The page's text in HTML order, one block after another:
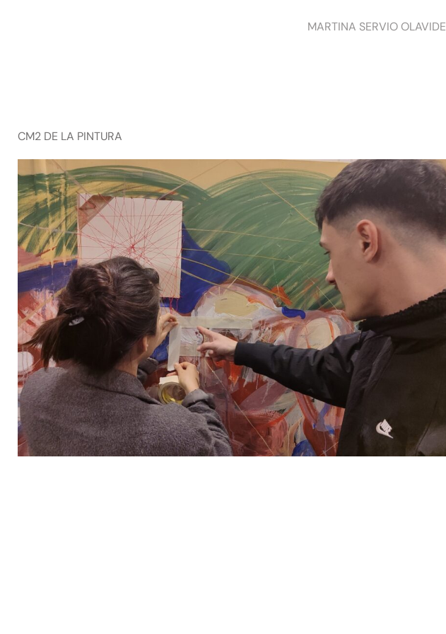
MARTINA SERVIO OLAVIDE
CM2 DE LA PINTURA